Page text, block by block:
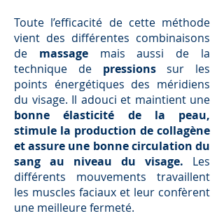
Toute l’efficacité de cette méthode
vient des différentes combinaisons
de massagemais aussi de la
technique de pressionssur les
points énergétiques des méridiens
du visage. Il adouci et maintient une
bonne élasticité de la peau,
stimule la production de collagène
et assure une bonne circulation du
sang au niveau du visage. Les
différents mouvements travaillent
les muscles faciaux et leur confèrent
une meilleure fermeté.